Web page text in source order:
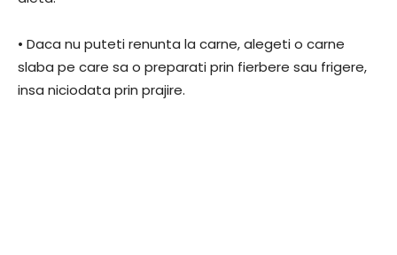
• Daca nu puteti renunta la carne, alegeti o carne
slaba pe care sa o preparati prin fierbere sau frigere,
insa niciodata prin prajire.